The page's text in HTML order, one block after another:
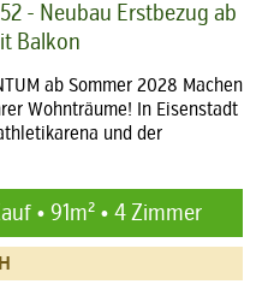
- Neubau Erstbezug ab
Balkon
ab Sommer 2028 Machen
Wohnträume! In Eisenstadt
und der
• 91m² • 4 Zimmer